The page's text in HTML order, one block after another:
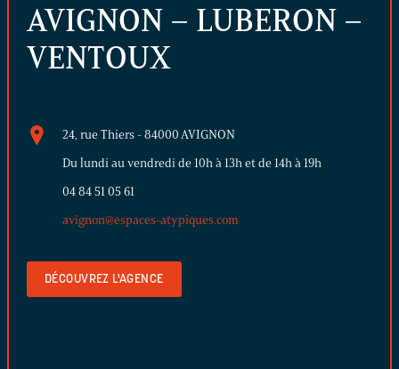
AVIGNON – LUBERON –
VENTOUX
24, rue Thiers - 84000 AVIGNON
Du lundi au vendredi de 10h à 13h et de 14h à 19h
04 84 51 05 61
avignon@espaces-atypiques.com
DÉCOUVREZ L'AGENCE